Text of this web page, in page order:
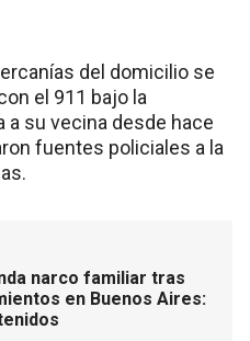
del domicilio se
el 911 bajo la
a su vecina desde hace
fuentes policiales a la
narco familiar tras
en Buenos Aires: